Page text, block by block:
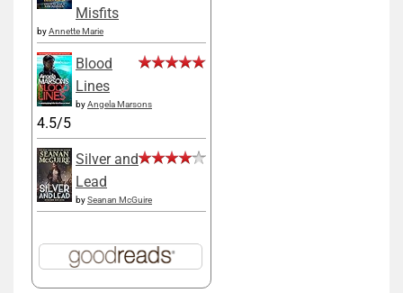
Misfits
byAnnette Marie
Blood
Lines
byAngela Marsons
4.5/5
Silver and
Lead
bySeanan McGuire